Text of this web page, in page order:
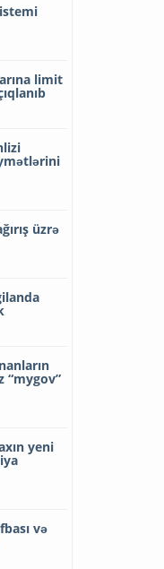
limit
üzrə
“mygov”
yeni
və